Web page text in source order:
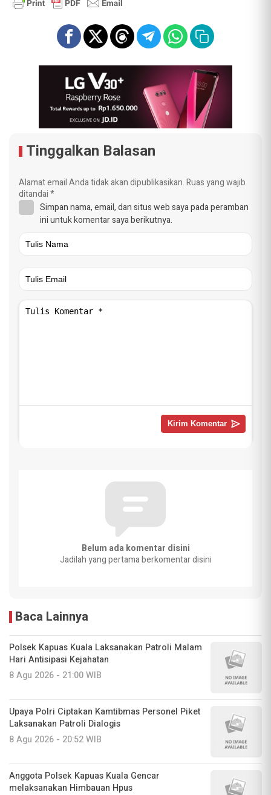
Tinggalkan Balasan
Alamat email Anda tidak akan dipublikasikan.Ruas yang wajib
ditandai*
Simpan nama, email, dan situs web saya pada peramban
ini untuk komentar saya berikutnya.
Belum ada komentar disini
Jadilah yang pertama berkomentar disini
Baca Lainnya
Polsek Kapuas Kuala Laksanakan Patroli Malam
Hari Antisipasi Kejahatan
8 Agu 2026 - 21:00 WIB
Upaya Polri Ciptakan Kamtibmas Personel Piket
Laksanakan Patroli Dialogis
8 Agu 2026 - 20:52 WIB
Anggota Polsek Kapuas Kuala Gencar
melaksanakan Himbauan Hpus